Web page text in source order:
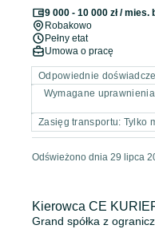
9 000 - 10 000 zł / mies.
Robakowo
Pełny etat
Umowa o pracę
Odpowiednie
Wymagane
Zasięg transportu: Tylko
Odświeżono dnia 29 lipca
Grand spółka z